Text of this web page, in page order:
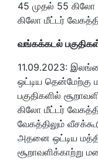
45 முதல் 55 கிலோ
கிலோ மீட்டர்
வங்கக்கடல்
11.09.2023:
ஒட்டிய தென்மேற்கு
பகுதிகளில்
கிலோ மீட்டர்
வேகத்திலும்
அதனை ஒட்டிய
சூறாவளிக்காற்று